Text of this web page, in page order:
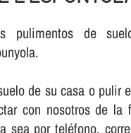
pulimentos de
de su casa o pulir
con nosotros de la
sea por teléfono,